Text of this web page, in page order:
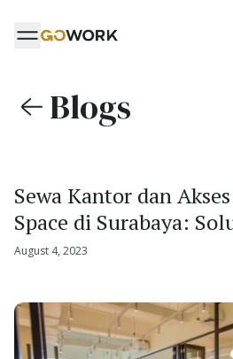
Blogs
Sewa Kantor dan
Space di Surabaya:
August 4, 2023